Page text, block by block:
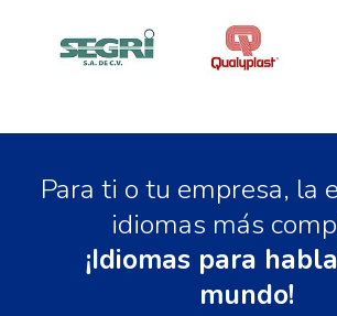
Para ti o tu empresa, la
idiomas más
¡Idiomas para
mundo!